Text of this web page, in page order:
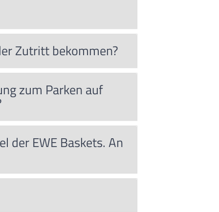
Zutritt bekommen?
zum Parken auf
der EWE Baskets. An